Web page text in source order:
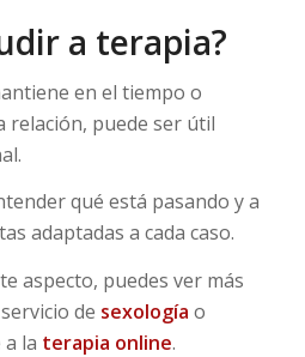
a terapia?
en el tiempo o
relación, puede ser útil
qué está pasando y a
adaptadas a cada caso.
aspecto, puedes ver más
de sexología o
la terapia online.